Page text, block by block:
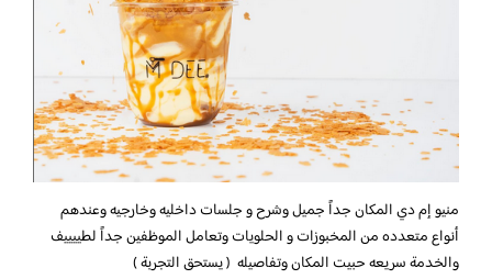
منيو إم ديالمكان جداً جميل وشرح و جلسات داخليه وخارجيه وعندهم
أنواع متعدده من المخبوزات و الحلويات وتعامل الموظفين جداً لطييييف
والخدمة سريعه حبيت المكان وتفاصيله ‏( يستحق التجربة )